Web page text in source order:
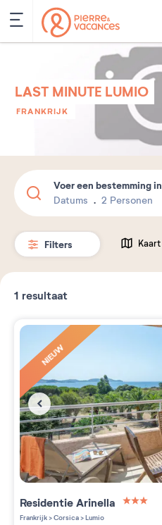
LAST MINUTE LUMIO
FRANKRIJK
Voer een bestemming in
Datums 2 Personen
Filters Kaart
1 resultaat
NIEUW
ResidentieArinella
Frankrijk>Corsica>Lumio